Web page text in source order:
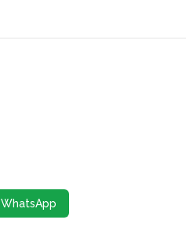
WhatsApp